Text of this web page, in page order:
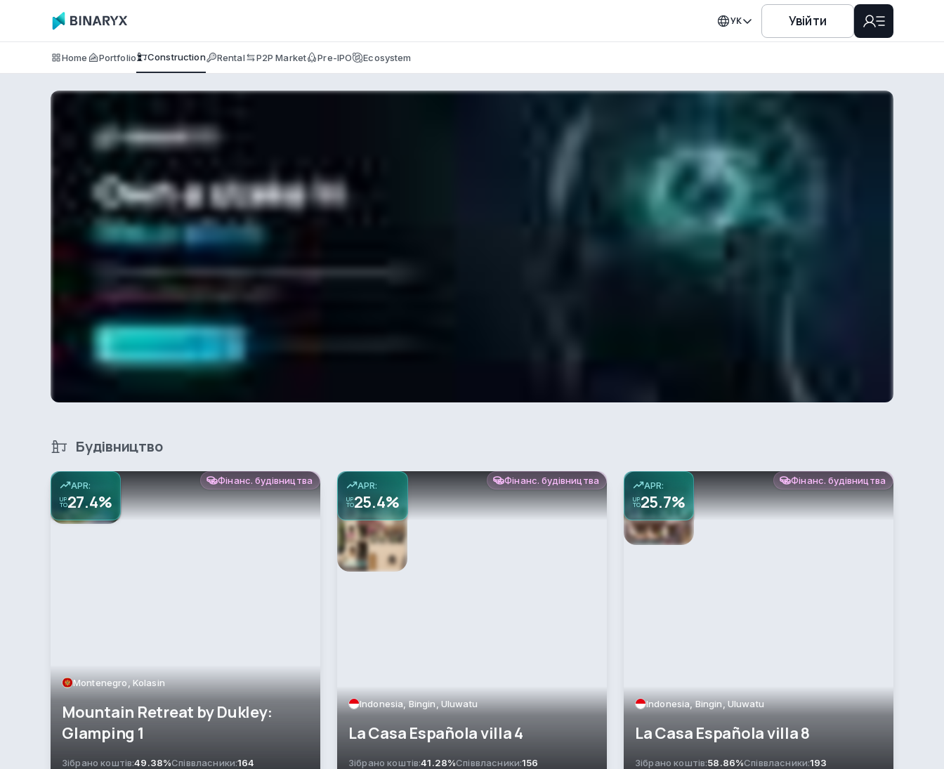
УК Увійти
Home Portfolio Construction Rental P2P Market Pre-IPO Ecosystem
Будівництво
APR:
UP
TO27.4%
Фінанс. будівництва
Montenegro, Kolasin
Mountain Retreat by Dukley:
Glamping 1
Зібрано коштів:49.38%Співвласники:164
APR:
UP
TO25.4%
Фінанс. будівництва
Indonesia, Bingin, Uluwatu
La Casa Española villa 4
Зібрано коштів:41.28%Співвласники:156
APR:
UP
TO25.7%
Фінанс. будівництва
Indonesia, Bingin, Uluwatu
La Casa Española villa 8
Зібрано коштів:58.86%Співвласники:193